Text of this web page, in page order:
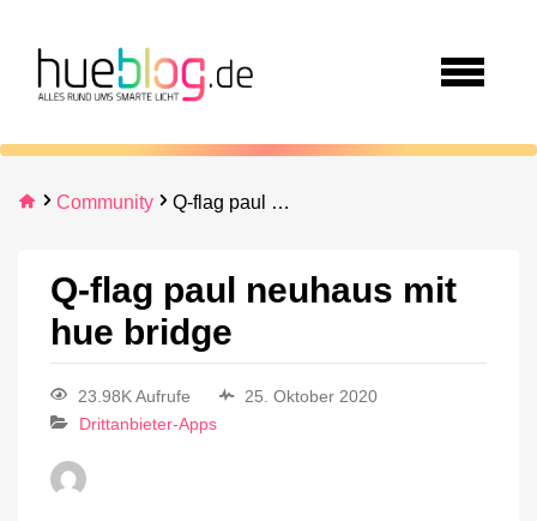
Community Q-flag paul neuhaus mit hue bridge
Q-flag paul neuhaus mit
hue bridge
23.98K Aufrufe
25. Oktober 2020
Drittanbieter-Apps